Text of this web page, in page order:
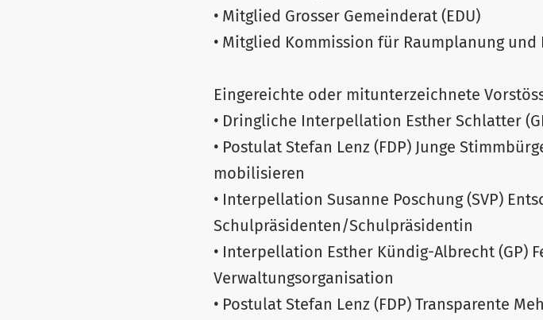
• Mitglied Grosser Gemeinderat (EDU)
• Mitglied Kommission für Raumplanung und
Eingereichte oder mitunterzeichnete
• Dringliche Interpellation Esther Schlatter
• Postulat Stefan Lenz (FDP) Junge
mobilisieren
• Interpellation Susanne Poschung (SVP)
Schulpräsidenten/Schulpräsidentin
• Interpellation Esther Kündig-Albrecht (GP)
Verwaltungsorganisation
• Postulat Stefan Lenz (FDP) Transparente